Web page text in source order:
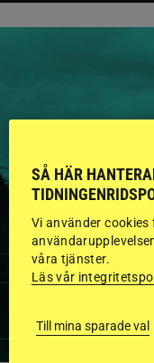
FLERA
SÅ HÄR
Vi använder
våra tjänster.
Läs vår
Till mina sparade val